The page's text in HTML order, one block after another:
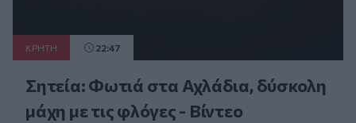
ΚΡΗΤΗ 22:47
Σητεία: Φωτιά στα Αχλάδια, δύσκολη
μάχη με τις φλόγες - Βίντεο